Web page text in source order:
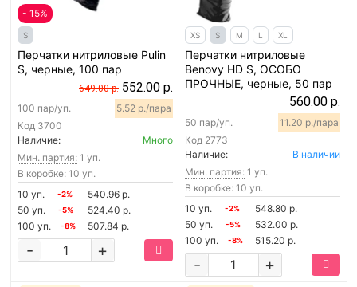
- 15%
S
Перчатки нитриловые Pulin
S, черные, 100 пар
649.00 р. 552.00 р.
Код 3700
100 пар/уп. 5.52 р./пара
Наличие:
Много
Мин. партия: 1 уп.
В коробке: 10 уп.
10 уп.
-2%
540.96 р.
50 уп.
-5%
524.40 р.
100 уп.
-8% 507.84 р.
+
-
XS S M L XL
Перчатки нитриловые
Benovy HD S, ОСОБО
ПРОЧНЫЕ, черные, 50 пар
560.00 р.
Код 2773
50 пар/уп. 11.20 р./пара
Наличие:
В наличии
Мин. партия: 1 уп.
В коробке: 10 уп.
10 уп.
-2%
548.80 р.
50 уп.
-5%
532.00 р.
100 уп.
-8% 515.20 р.
+
-